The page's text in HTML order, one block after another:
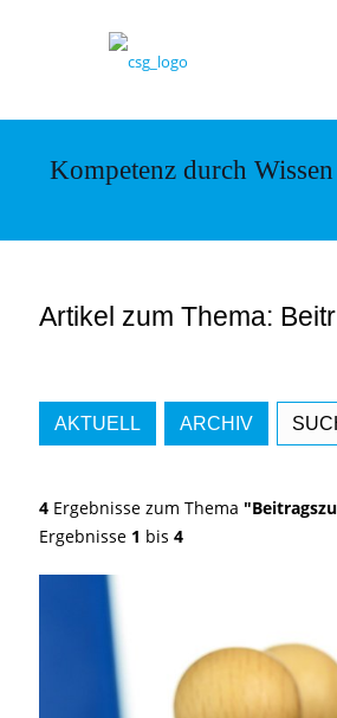
Kompetenz durch Wissen
Artikel zum Thema:
AKTUELL ARCHIV
4Ergebnisse zum Thema
Ergebnisse 1 bis 4